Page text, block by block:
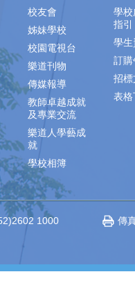
校友會
姊妹學校
校園電視台
樂道刊物
傳媒報導
教師卓越成就
及專業交流
樂道人學藝成
就
學校相簿
學校
指引
學生
訂購
招標
表格
1000 傳